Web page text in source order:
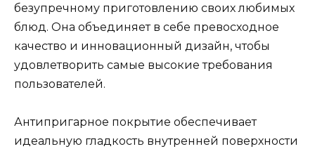
безупречному приготовлению своих любимых
блюд. Она объединяет в себе превосходное
качество и инновационный дизайн, чтобы
удовлетворить самые высокие требования
пользователей.
Антипригарное покрытие обеспечивает
идеальную гладкость внутренней поверхности